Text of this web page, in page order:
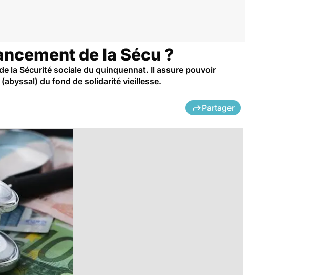
de la Sécu ?
la Sécurité sociale du quinquennat. Il assure pouvoir
du fond de solidarité vieillesse.
Partager